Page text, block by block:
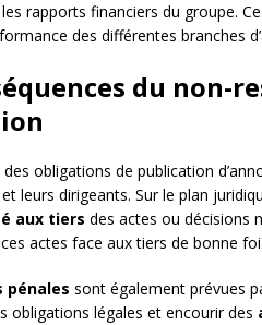
rapports financiers du groupe.
des différentes branches
du non-
obligations de publication
leurs dirigeants. Sur le plan
aux tiers des actes ou décisions
actes face aux tiers de bonne foi.
pénales sont également prévues
obligations légales et encourir des